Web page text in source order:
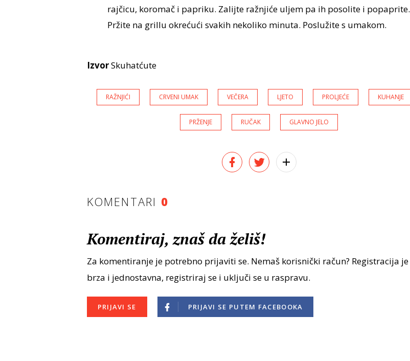
rajčicu, koromač i papriku. Zalijte ražnjiće uljem pa ih posolite i popaprite.
Pržite na grillu okrećući svakih nekoliko minuta. Poslužite s umakom.
IzvorSkuhatćute
RAŽNJIĆI CRVENI UMAK VEČERA LJETO PROLJEĆE KUHANJE
PRŽENJE RUČAK GLAVNO JELO
KOMENTARI 0
Komentiraj, znaš da želiš!
Za komentiranje je potrebno prijaviti se. Nemaš korisnički račun? Registracija je
brza i jednostavna, registriraj se i uključi se u raspravu.
PRIJAVI SE PRIJAVI SE PUTEM FACEBOOKA